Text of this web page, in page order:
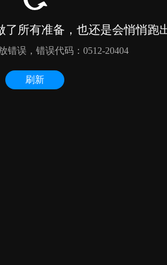
所有准备，也还是会悄悄跑
错误，错误代码：0512-20404
刷新